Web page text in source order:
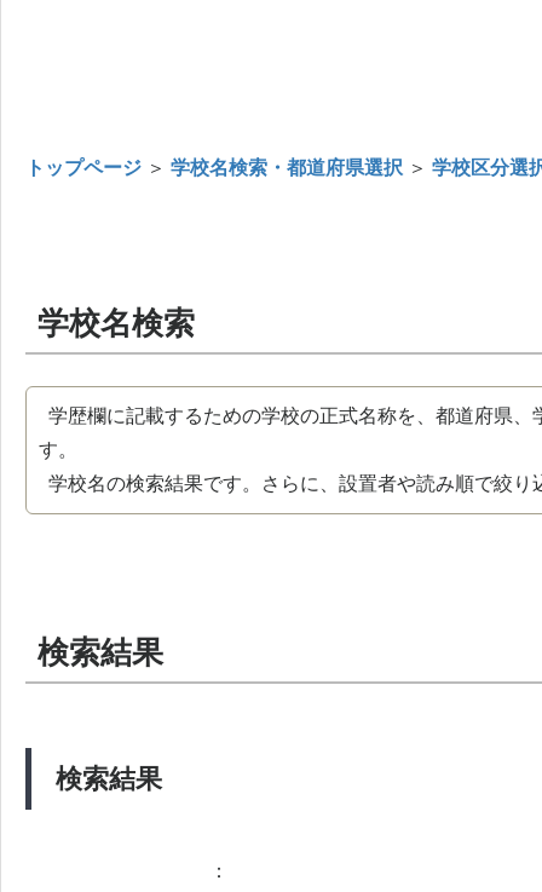
トップページ ＞ 学校名検索・都道府県選択 ＞ 学校区分選
学校名検索
学歴欄に記載するための学校の正式名称を、都道府県
す。
学校名の検索結果です。さらに、設置者や読み順で絞り
検索結果
検索結果
：